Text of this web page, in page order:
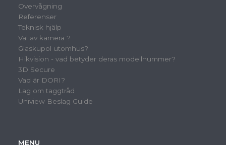
Overvågning
Referenser
Teknisk hjälp
Val av kamera ?
Glaskupol utomhus?
Hikvision - vad betyder deras modellnummer?
3D Secure
Vad är DORI?
Lag om taggtråd
Uniview Beslag Guide
MENU